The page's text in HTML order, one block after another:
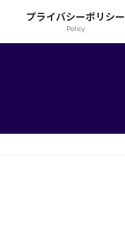
プライバシーポリシー
Policy